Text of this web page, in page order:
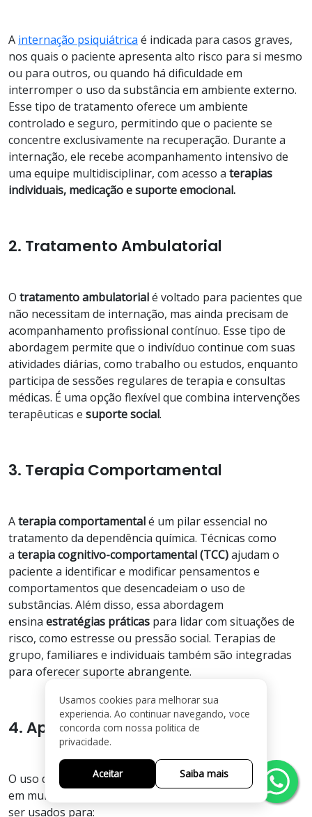
A internação psiquiátrica é indicada para casos graves,
nos quais o paciente apresenta alto risco para si mesmo
ou para outros, ou quando há dificuldade em
interromper o uso da substância em ambiente externo.
Esse tipo de tratamento oferece um ambiente
controlado e seguro, permitindo que o paciente se
concentre exclusivamente na recuperação. Durante a
internação, ele recebe acompanhamento intensivo de
uma equipe multidisciplinar, com acesso a terapias
individuais, medicação e suporte emocional.
2. Tratamento Ambulatorial
O tratamento ambulatorialé voltado para pacientes que
não necessitam de internação, mas ainda precisam de
acompanhamento profissional contínuo. Esse tipo de
abordagem permite que o indivíduo continue com suas
atividades diárias, como trabalho ou estudos, enquanto
participa de sessões regulares de terapia e consultas
médicas. É uma opção flexível que combina intervenções
terapêuticas e suporte social.
3. Terapia Comportamental
Aterapia comportamentalé um pilar essencial no
tratamento da dependência química. Técnicas como
a terapia cognitivo-comportamental (TCC)ajudam o
paciente a identificar e modificar pensamentos e
comportamentos que desencadeiam o uso de
substâncias. Além disso, essa abordagem
ensina estratégias práticas para lidar com situações de
risco, como estresse ou pressão social. Terapias de
grupo, familiares e individuais também são integradas
para oferecer suporte abrangente.
4. Apoio Medicamentoso
O uso de medicamentos é uma ferramenta importante
em muitos casos de dependência química. Eles podem
ser usados para:
Usamos cookies para melhorar sua
experiencia. Ao continuar navegando, voce
concorda com nossa politica de
privacidade.
Aceitar Saiba mais